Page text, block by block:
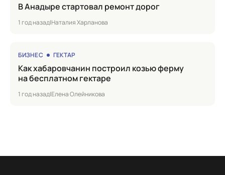
в Анадыре стартовал ремонт дорог
1 год назад|Наталия Харланова
БИЗНЕС ГЕКТАР
Как хабаровчанин построил козью ферму
на бесплатном гектаре
1 год назад|Елена Олейникова